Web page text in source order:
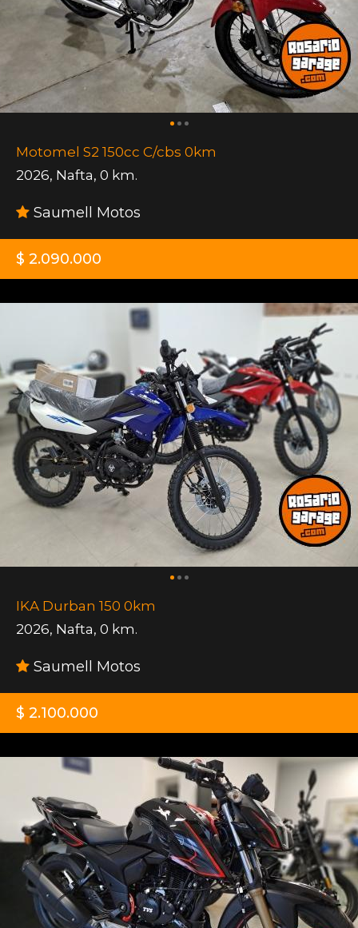
Motomel S2 150cc C/cbs 0km
2026, Nafta, 0 km.
Saumell Motos
$ 2.090.000
IKA Durban 150 0km
2026, Nafta, 0 km.
Saumell Motos
$ 2.100.000